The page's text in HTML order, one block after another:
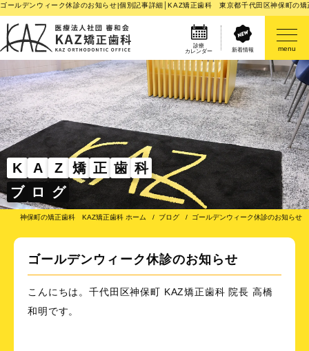
ゴールデンウィーク休診のお知らせ|個別記事詳細│KAZ矯正歯科 東京都千代田区神保町の矯
診療
カレンダー
新着情報 menu
K A Z 矯 正 歯 科
ブ ロ グ
神保町の矯正歯科 KAZ矯正歯科 ホーム ブログ ゴールデンウィーク休診のお知らせ
ゴールデンウィーク休診のお知らせ
こんにちは。千代田区神保町 KAZ矯正歯科 院長 高橋
和明です。
医院案内
矯正歯科治療のご案内
矯正装置のご紹介
その他